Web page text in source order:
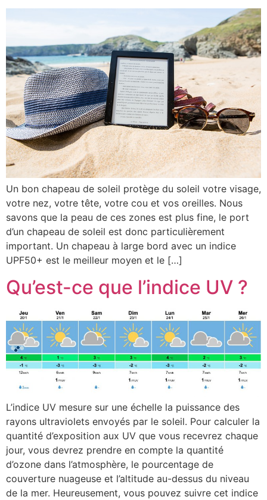
Un bon chapeau de soleil protège du soleil votre visage,
votre nez, votre tête, votre cou et vos oreilles. Nous
savons que la peau de ces zones est plus fine, le port
d’un chapeau de soleil est donc particulièrement
important. Un chapeau à large bord avec un indice
UPF50+ est le meilleur moyen et le […]
Qu’est-ce que l’indice UV ?​
L’indice UV mesure sur une échelle la puissance des
rayons ultraviolets envoyés par le soleil. Pour calculer la
quantité d’exposition aux UV que vous recevrez chaque
jour, vous devrez prendre en compte la quantité
d’ozone dans l’atmosphère, le pourcentage de
couverture nuageuse et l’altitude au-dessus du niveau
de la mer. Heureusement, vous pouvez suivre cet indice